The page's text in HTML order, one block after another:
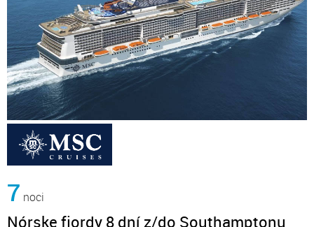
7 noci
Nórske fjordy 8 dní z/do Southamptonu